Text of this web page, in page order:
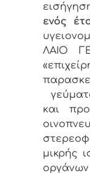
ενός
ΛΑΙΟ
και
μικρής